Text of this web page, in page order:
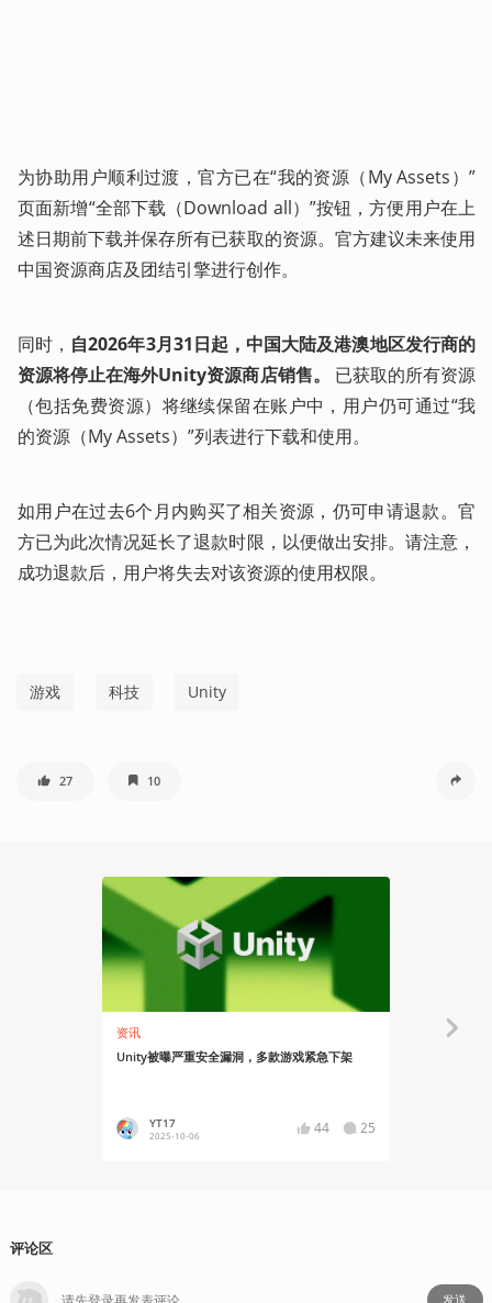
为协助用户顺利过渡，官方已在“我的资源（My Assets）”
页面新增“全部下载（Download all）”按钮，方便用户在上
述日期前下载并保存所有已获取的资源。官方建议未来使用
中国资源商店及团结引擎进行创作。
同时， 自2026年3月31日起，中国大陆及港澳地区发行商的
资源将停止在海外Unity资源商店销售。
已获取的所有资源
（包括免费资源）将继续保留在账户中，用户仍可通过“我
的资源（My Assets）”列表进行下载和使用。
如用户在过去6个月内购买了相关资源，仍可申请退款。官
方已为此次情况延长了退款时限，以便做出安排。请注意，
成功退款后，用户将失去对该资源的使用权限。
游戏 科技 Unity
27 10
资讯
Unity被曝严重安全漏洞，多款游戏紧急下架
YT17
2025-10-06 44 25
评论区
发送